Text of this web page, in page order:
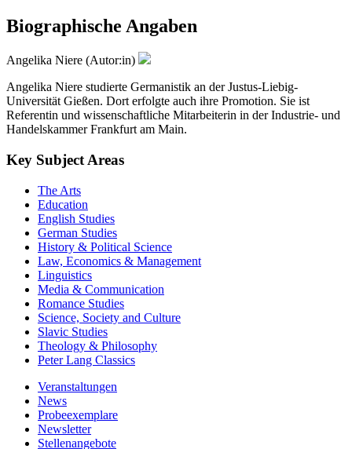
Biographische Angaben
Angelika Niere (Autor:in)
Angelika Niere studierte Germanistik an der Justus-Liebig-
Universität Gießen. Dort erfolgte auch ihre Promotion. Sie ist
Referentin und wissenschaftliche Mitarbeiterin in der Industrie- und
Handelskammer Frankfurt am Main.
Key Subject Areas
The Arts
Education
English Studies
German Studies
History & Political Science
Law, Economics & Management
Linguistics
Media & Communication
Romance Studies
Science, Society and Culture
Slavic Studies
Theology & Philosophy
Peter Lang Classics
Veranstaltungen
News
Probeexemplare
Newsletter
Stellenangebote